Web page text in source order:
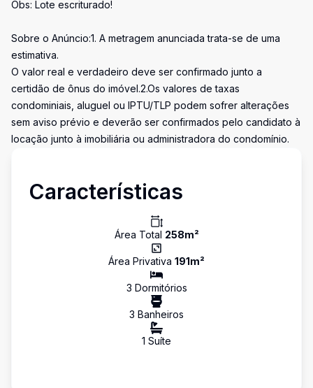
Obs: Lote escriturado!
Sobre o Anúncio:1. A metragem anunciada trata-se de uma
estimativa.
O valor real e verdadeiro deve ser confirmado junto a
certidão de ônus do imóvel.2.Os valores de taxas
condominiais, aluguel ou IPTU/TLP podem sofrer alterações
sem aviso prévio e deverão ser confirmados pelo candidato à
locação junto à imobiliária ou administradora do condomínio.
Características
Área Total 258m²
Área Privativa 191m²
3 Dormitórios
3 Banheiros
1 Suíte